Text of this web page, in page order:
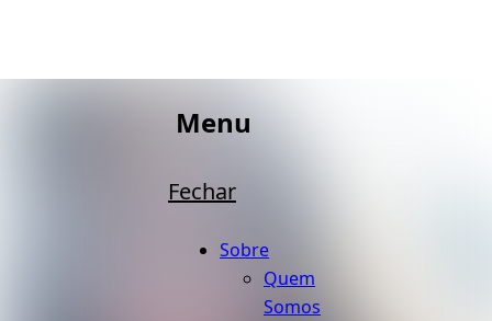
Menu
Fechar
Sobre
Quem
Somos